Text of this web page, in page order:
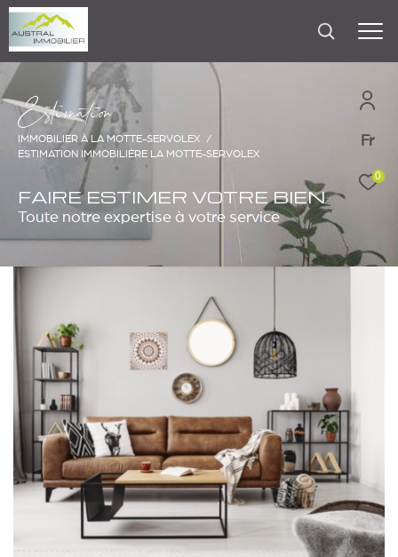
Fr
0
Esimaio
IMMOBILIER À LA MOTTE-SERVOLEX
ESTIMATION IMMOBILIÈRE LA MOTTE-SERVOLEX
FAIRE ESTIMER VOTRE BIEN
Toute notre expertise à votre service